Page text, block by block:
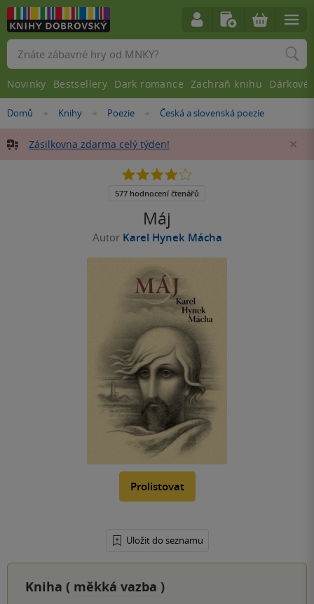
Nacházíte
zde:
Domů »
Knihy »Poezie »
Česká a slovenská poezie
Zásilkovna zdarma celý týden!
Máj
Autor Karel Hynek Mácha
Prolistovat
Uložit do seznamu
4.0
5
577 hodnocení čtenářů
Kniha ( měkká vazba )
Vyhledávání
Novinky Bestsellery Dark romance Zachraň knihu Dárkové